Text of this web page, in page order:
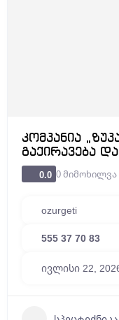
კომპანია
გაქირავება
0.0 0 მიმოხილვა
ozurgeti
555 37 70 83
ივლისი 22,